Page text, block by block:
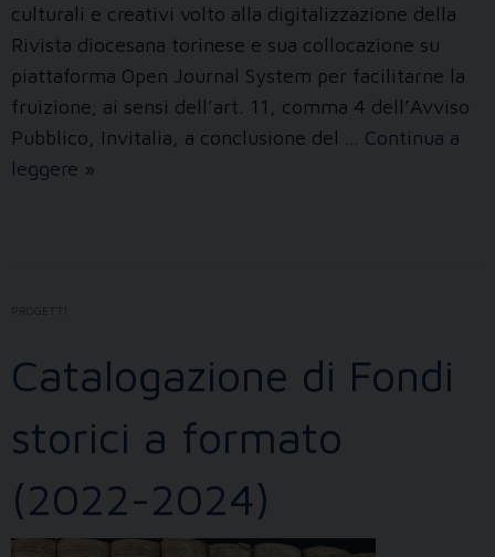
culturali e creativi volto alla digitalizzazione della
Rivista diocesana torinese e sua collocazione su
piattaforma Open Journal System per facilitarne la
fruizione; ai sensi dell’art. 11, comma 4 dell’Avviso
Pubblico, Invitalia, a conclusione del … Continua a
leggere Digitalizzazione
collocazione
piattaforma
»
PROGETTI
Catalogazione di Fondi
storici a formato
(2022-2024)